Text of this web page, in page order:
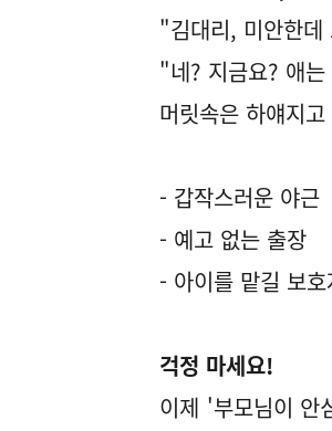
"김대리, 미안한
"네? 지금요? 애
머릿속은 하얘지
- 갑작스러운 야근
- 예고 없는 출장
- 아이를 맡길 보
걱정 마세요!
이제 '부모님이 안